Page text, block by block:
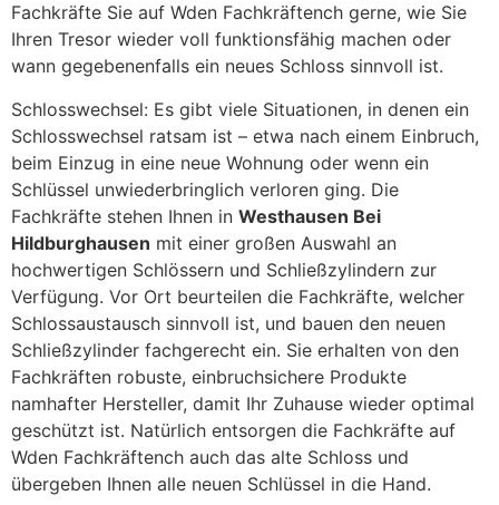
Fachkräfte Sie auf Wden Fachkräftench gerne, wie Sie
Ihren Tresor wieder voll funktionsfähig machen oder
wann gegebenenfalls ein neues Schloss sinnvoll ist.
Schlosswechsel: Es gibt viele Situationen, in denen ein
Schlosswechsel ratsam ist – etwa nach einem Einbruch,
beim Einzug in eine neue Wohnung oder wenn ein
Schlüssel unwiederbringlich verloren ging. Die
Fachkräfte stehen Ihnen in Westhausen Bei
Hildburghausen mit einer großen Auswahl an
hochwertigen Schlössern und Schließzylindern zur
Verfügung. Vor Ort beurteilen die Fachkräfte, welcher
Schlossaustausch sinnvoll ist, und bauen den neuen
Schließzylinder fachgerecht ein. Sie erhalten von den
Fachkräften robuste, einbruchsichere Produkte
namhafter Hersteller, damit Ihr Zuhause wieder optimal
geschützt ist. Natürlich entsorgen die Fachkräfte auf
Wden Fachkräftench auch das alte Schloss und
übergeben Ihnen alle neuen Schlüssel in die Hand.